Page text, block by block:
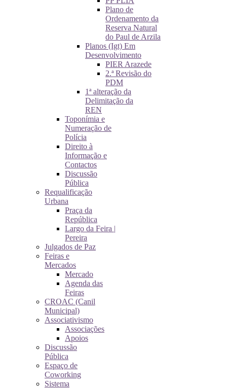
Plano de
Ordenamento da
Reserva Natural
do Paul de Arzila
Planos (Igt) Em
Desenvolvimento
PIER Arazede
2.ª Revisão do
PDM
1ª alteração da
Delimitação da
REN
Toponímia e
Numeração de
Polícia
Direito à
Informação e
Contactos
Discussão
Pública
Requalificação
Urbana
Praça da
República
Largo da Feira |
Pereira
Julgados de Paz
Feiras e
Mercados
Mercado
Agenda das
Feiras
CROAC (Canil
Municipal)
Associativismo
Associações
Apoios
Discussão
Pública
Espaço de
Coworking
Sistema